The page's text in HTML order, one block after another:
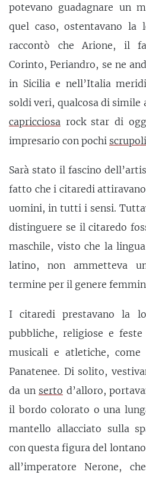
potevano guadagnare un
quel caso, ostentavano la
raccontò che Arione, il
Corinto, Periandro, se ne
in Sicilia e nell’Italia
soldi veri, qualcosa di simile
capricciosa rock star di
impresario con pochi scrupoli
Sarà stato il fascino
fatto che i citaredi
uomini, in tutti i sensi.
distinguere se il citaredo
maschile, visto che la
latino, non ammetteva
termine per il genere
I citaredi prestavano la
pubbliche, religiose e feste
musicali e atletiche,
Panatenee. Di solito,
da un serto d’alloro,
il bordo colorato o una
mantello allacciato sulla
con questa figura del
all’imperatore Nerone,